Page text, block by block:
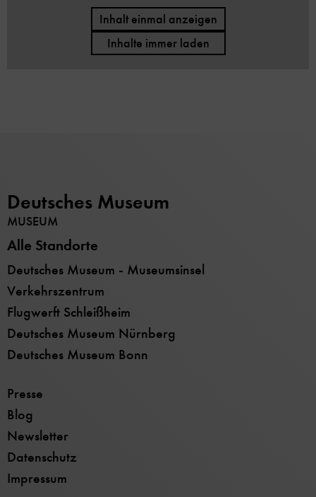
Inhalt einmal anzeigen
Inhalte immer laden
Deutsches Museum
MUSEUM
Alle Standorte
Deutsches Museum - Museumsinsel
Verkehrszentrum
Flugwerft Schleißheim
Deutsches Museum Nürnberg
Deutsches Museum Bonn
Presse
Blog
Newsletter
Datenschutz
Impressum